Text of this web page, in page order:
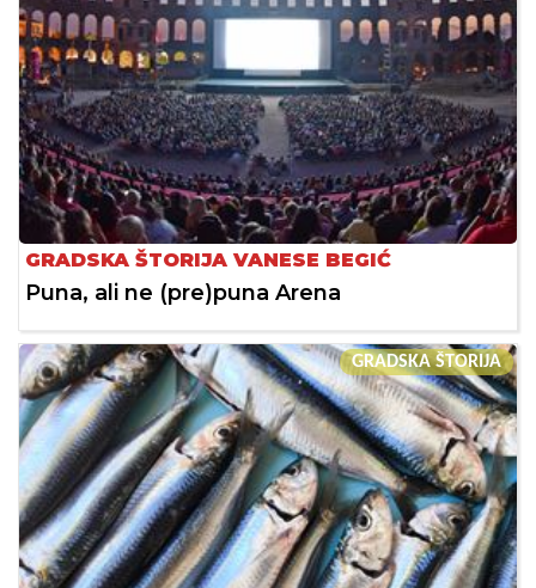
GRADSKA ŠTORIJA VANESE BEGIĆ
Puna, ali ne (pre)puna Arena
GRADSKA ŠTORIJA